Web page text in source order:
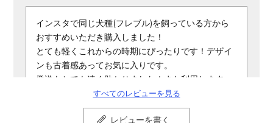
インスタで同じ犬種(フレブル)を飼っている方から
おすすめいただき購入しました！
とても軽くこれからの時期にぴったりです！デザイ
ンも古着感あってお気に入りです。
発送もとても速く助かりました！また利用します。
すべてのレビューを見る
レビューを書く